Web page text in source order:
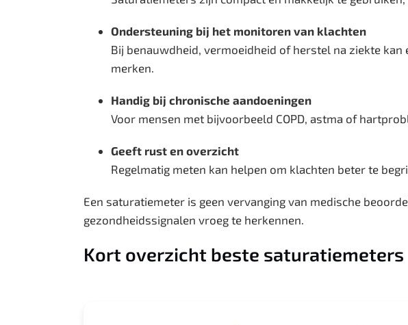
Ondersteuning bij het monitoren van klachten
Bij benauwdheid, vermoeidheid of herstel na ziekte
merken.
Handig bij chronische aandoeningen
Voor mensen met bijvoorbeeld COPD, astma of
Geeft rust en overzicht
Regelmatig meten kan helpen om klachten beter te
Een saturatiemeter is geen vervanging van medische
gezondheidssignalen vroeg te herkennen.
Kort overzicht beste saturatiemeters